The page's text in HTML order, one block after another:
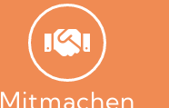
Mitmachen